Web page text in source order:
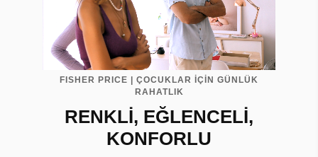
FISHER PRICE | ÇOCUKLAR İÇİN GÜNLÜK
RAHATLIK
RENKLİ, EĞLENCELİ,
KONFORLU